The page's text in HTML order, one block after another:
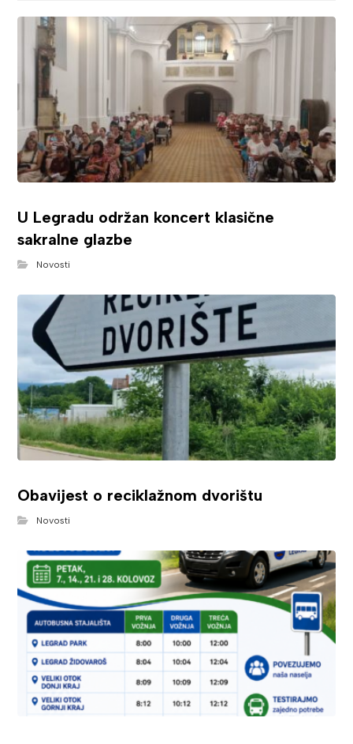
U Legradu održan koncert klasične
sakralne glazbe
Novosti
Obavijest o reciklažnom dvorištu
Novosti